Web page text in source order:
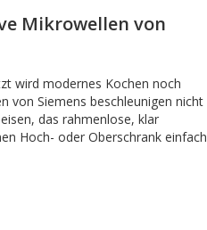
Mikrowellen von
wird modernes Kochen noch
von Siemens beschleunigen nicht
das rahmenlose, klar
Hoch- oder Oberschrank einfach